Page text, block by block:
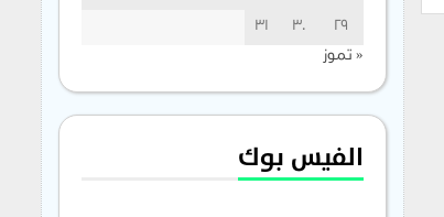
29
30
31
« تموز
الفيس بوك